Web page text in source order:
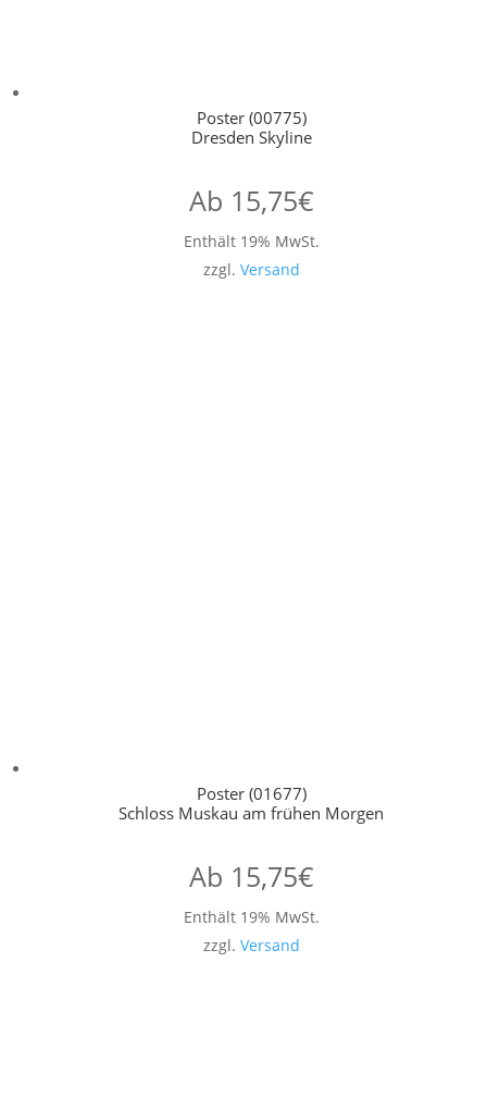
Poster (00775)
Dresden Skyline
Ab 15,75€
Enthält 19% MwSt.
zzgl. Versand
Poster (01677)
Schloss Muskau am frühen Morgen
Ab 15,75€
Enthält 19% MwSt.
zzgl. Versand